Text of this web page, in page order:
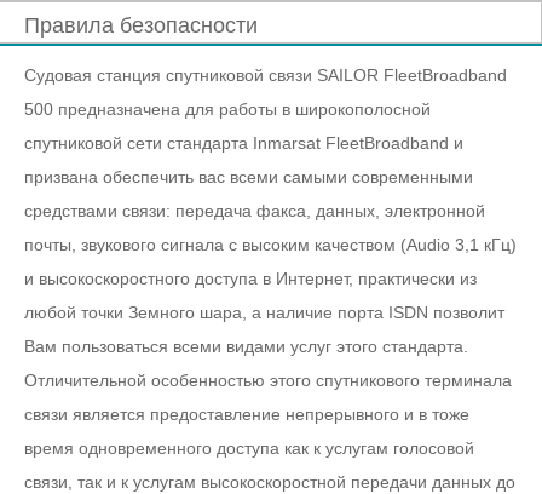
Правила безопасности
Судовая станция спутниковой связи SAILOR FleetBroadband
500 предназначена для работы в широкополосной
спутниковой сети стандарта Inmarsat FleetBroadband и
призвана обеспечить вас всеми самыми современными
средствами связи: передача факса, данных, электронной
почты, звукового сигнала с высоким качеством (Audio 3,1 кГц)
и высокоскоростного доступа в Интернет, практически из
любой точки Земного шара, а наличие порта ISDN позволит
Вам пользоваться всеми видами услуг этого стандарта.
Отличительной особенностью этого спутникового терминала
связи является предоставление непрерывного и в тоже
время одновременного доступа как к услугам голосовой
связи, так и к услугам высокоскоростной передачи данных до